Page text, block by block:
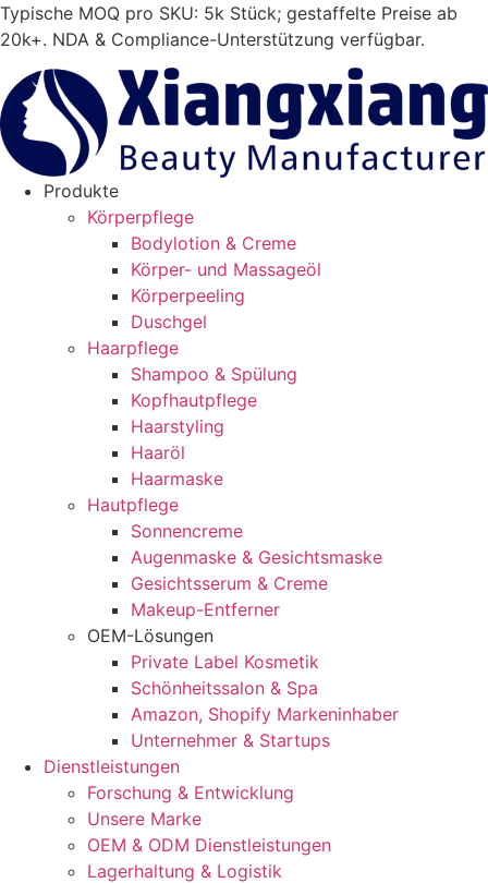
Zum
Inhalt
springen
Typische MOQ pro SKU: 5k Stück; gestaffelte Preise ab
20k+. NDA & Compliance-Unterstützung verfügbar.
Produkte
Körperpflege
Bodylotion & Creme
Körper- und Massageöl
Körperpeeling
Duschgel
Haarpflege
Shampoo & Spülung
Kopfhautpflege
Haarstyling
Haaröl
Haarmaske
Hautpflege
Sonnencreme
Augenmaske & Gesichtsmaske
Gesichtsserum & Creme
Makeup-Entferner
OEM-Lösungen
Private Label Kosmetik
Schönheitssalon & Spa
Amazon, Shopify Markeninhaber
Unternehmer & Startups
Dienstleistungen
Forschung & Entwicklung
Unsere Marke
OEM & ODM Dienstleistungen
Lagerhaltung & Logistik